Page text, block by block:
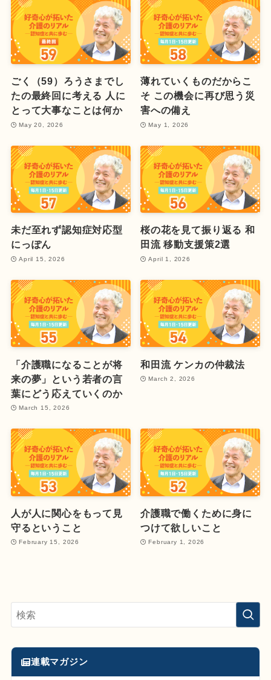
ごく（59）ろうさまでし
たの最終回に考える 人に
とって大事なことは何か
May 20, 2026
薄れていくものだからこ
そ この機会に再び思う災
害への備え
May 1, 2026
未だ至れず認知症対応型
にっぽん
April 15, 2026
桜の花を見て振り返る 和
田流 移動支援策2選
April 1, 2026
「介護職になることが将
来の夢」という若者の言
葉にどう応えていくのか
March 15, 2026
和田流 ケンカの仲裁法
March 2, 2026
人が人に関心をもって見
守るということ
February 15, 2026
介護職で働くために身に
つけて欲しいこと
February 1, 2026
連載マガジン